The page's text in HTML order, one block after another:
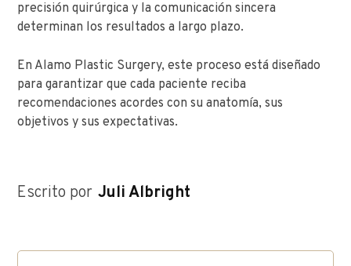
precisión quirúrgica y la comunicación sincera
determinan los resultados a largo plazo.
En Alamo Plastic Surgery, este proceso está diseñado
para garantizar que cada paciente reciba
recomendaciones acordes con su anatomía, sus
objetivos y sus expectativas.
Escrito por Juli Albright